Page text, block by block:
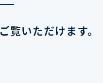
ご覧いただけます。